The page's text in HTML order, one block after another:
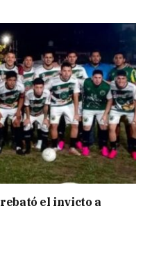
el invicto a